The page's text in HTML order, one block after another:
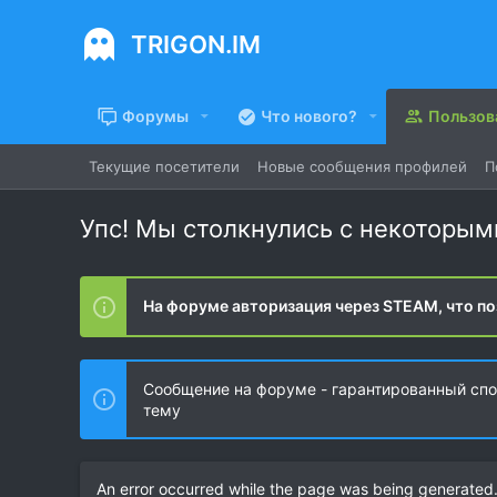
TRIGON.IM
Форумы Что нового?
Текущие посетители Новые сообщения профилей
Упс! Мы столкнулись с
На форуме авторизация через STEAM, что
Сообщение на форуме - гарантированный
тему
An error occurred while the page was being